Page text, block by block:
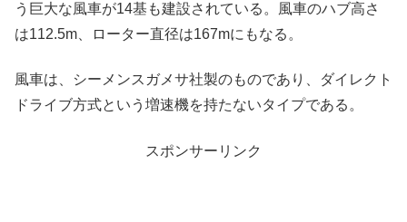
う巨大な風車が14基も建設されている。風車のハブ高さ
は112.5m、ローター直径は167mにもなる。
風車は、シーメンスガメサ社製のものであり、ダイレクト
ドライブ方式という増速機を持たないタイプである。
スポンサーリンク